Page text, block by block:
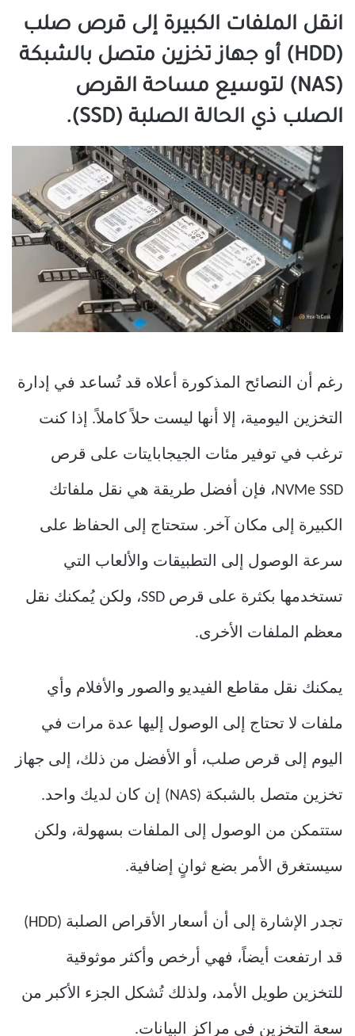
انقل الملفات الكبيرة إلى قرص صلب
(HDD) أو جهاز تخزين متصل بالشبكة
(NAS) لتوسيع مساحة القرص
الصلب ذي الحالة الصلبة (SSD).
رغم أن النصائح المذكورة أعلاه قد تُساعد في إدارة
التخزين اليومية، إلا أنها ليست حلاً كاملاً. إذا كنت
ترغب في توفير مئات الجيجابايتات على قرص
NVMe SSD، فإن أفضل طريقة هي نقل ملفاتك
الكبيرة إلى مكان آخر. ستحتاج إلى الحفاظ على
سرعة الوصول إلى التطبيقات والألعاب التي
تستخدمها بكثرة على قرص SSD، ولكن يُمكنك نقل
معظم الملفات الأخرى.
يمكنك نقل مقاطع الفيديو والصور والأفلام وأي
ملفات لا تحتاج إلى الوصول إليها عدة مرات في
اليوم إلى قرص صلب، أو الأفضل من ذلك، إلى جهاز
تخزين متصل بالشبكة (NAS) إن كان لديك واحد.
ستتمكن من الوصول إلى الملفات بسهولة، ولكن
سيستغرق الأمر بضع ثوانٍ إضافية.
تجدر الإشارة إلى أن أسعار الأقراص الصلبة (HDD)
قد ارتفعت أيضاً، فهي أرخص وأكثر موثوقية
للتخزين طويل الأمد، ولذلك تُشكل الجزء الأكبر من
سعة التخزين في مراكز البيانات.